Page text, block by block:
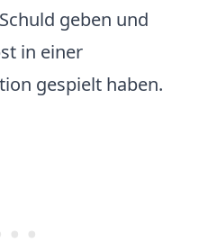
geben und
in einer
gespielt haben.